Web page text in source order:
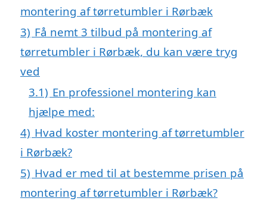
montering af tørretumbler i Rørbæk
3) Få nemt 3 tilbud på montering af
tørretumbler i Rørbæk, du kan være tryg
ved
3.1) En professionel montering kan
hjælpe med:
4) Hvad koster montering af tørretumbler
i Rørbæk?
5) Hvad er med til at bestemme prisen på
montering af tørretumbler i Rørbæk?